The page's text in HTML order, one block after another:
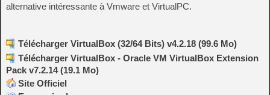
alternative intéressante à Vmware et VirtualPC.
Télécharger VirtualBox (32/64 Bits) v4.2.18 (99.6 Mo)
Télécharger VirtualBox - Oracle VM VirtualBox Extension
Pack v7.2.14 (19.1 Mo)
Site Officiel